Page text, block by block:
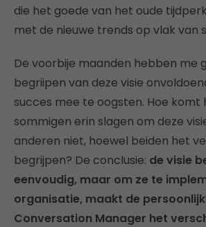
die het goede van het oude
met de nieuwe trends op vlak van
De voorbije maanden hebben me
begriipen van deze visie
succes mee te oogsten. Hoe
sommigen erin slagen om deze
anderen niet, hoewel beiden het
begrijpen? De conclusie: de visie
eenvoudig, maar om ze te
organisatie, maakt de
Conversation Manager het